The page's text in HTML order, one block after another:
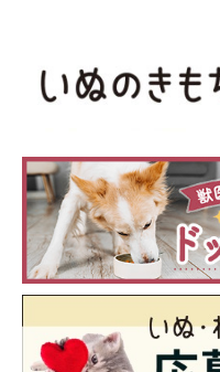
『
じになってしまって（笑）
かってきたのでしょうね」